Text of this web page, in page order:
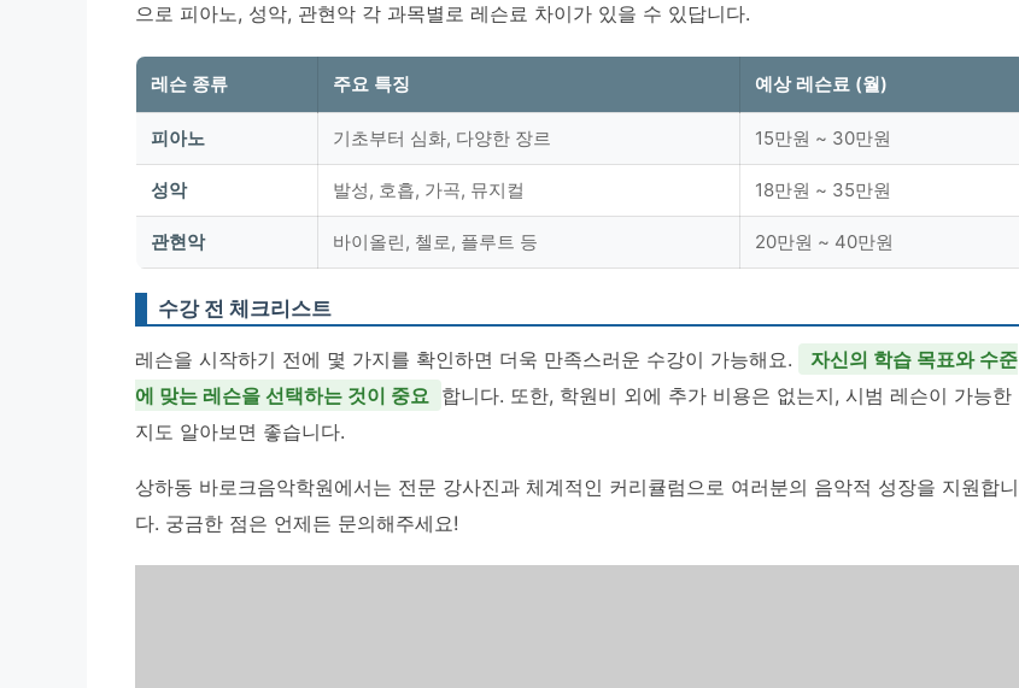
으로 피아노, 성악, 관현악 각 과목별로 레슨료 차이가 있을 수 있답니다.
레슨 종류 주요 특징 예상 레슨료 (월)
피아노 기초부터 심화, 다양한 장르 15만원 ~ 30만원
성악 발성, 호흡, 가곡, 뮤지컬 18만원 ~ 35만원
관현악 바이올린, 첼로, 플루트 등 20만원 ~ 40만원
수강 전 체크리스트
레슨을 시작하기 전에 몇 가지를 확인하면 더욱 만족스러운 수강이 가능해요.
자신의 학습 목표와 수준
에 맞는 레슨을 선택하는 것이 중요 합니다. 또한, 학원비 외에 추가 비용은 없는지, 시범 레슨이 가능한
지도 알아보면 좋습니다.
상하동 바로크음악학원에서는 전문 강사진과 체계적인 커리큘럼으로 여러분의 음악적 성장을 지원합니
다. 궁금한 점은 언제든 문의해주세요!